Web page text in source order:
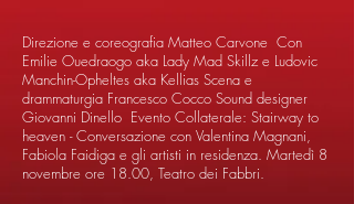
Direzione e coreografia Matteo Carvone Con
Emilie Ouedraogo aka Lady Mad Skillz e Ludovic
Manchin-Opheltes aka Kellias Scena e
drammaturgia Francesco Cocco Sound designer
Giovanni Dinello Evento Collaterale: Stairway to
heaven - Conversazione con Valentina Magnani,
Fabiola Faidiga e gli artisti in residenza. Martedì 8
novembre ore 18.00, Teatro dei Fabbri.